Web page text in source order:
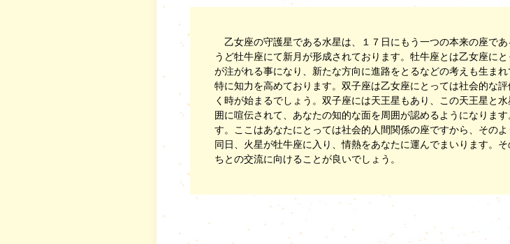
乙女座の守護星である水星は、１７日にもう一つの本来の座で
うど牡牛座にて新月が形成されております。牡牛座とは乙女座に
が注がれる事になり、新たな方向に進路をとるなどの考えも生ま
特に知力を高めております。双子座は乙女座にとっては社会的な
く時が始まるでしょう。双子座には天王星もあり、この天王星と
囲に喧伝されて、あなたの知的な面を周囲が認めるようになりま
す。ここはあなたにとっては社会的人間関係の座ですから、その
同日、火星が牡牛座に入り、情熱をあなたに運んでまいります。
ちとの交流に向けることが良いでしょう。